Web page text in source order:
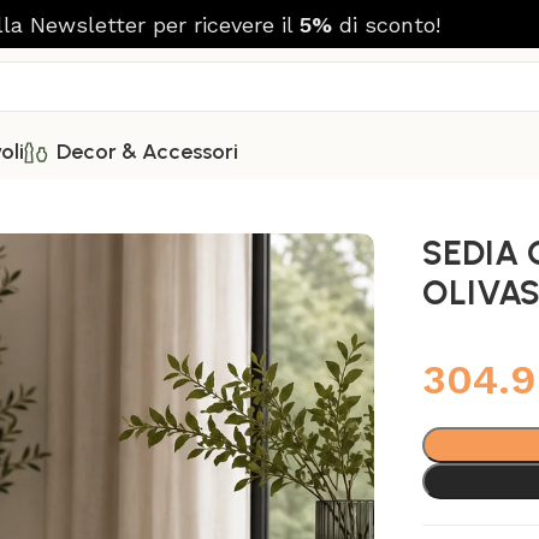
Newsletter per ricevere il 5%di sconto!
Decor & Accessori
SEDIA